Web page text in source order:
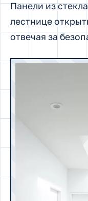
Панели из
лестнице
отвечая за